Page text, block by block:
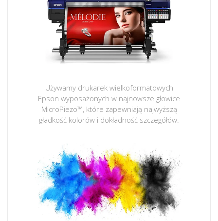
Używamy drukarek wielkoformatowych
Epson wyposażonych w najnowsze głowice
MicroPiezo™, które zapewniają najwyższą
gładkość kolorów i dokładność szczegółów.